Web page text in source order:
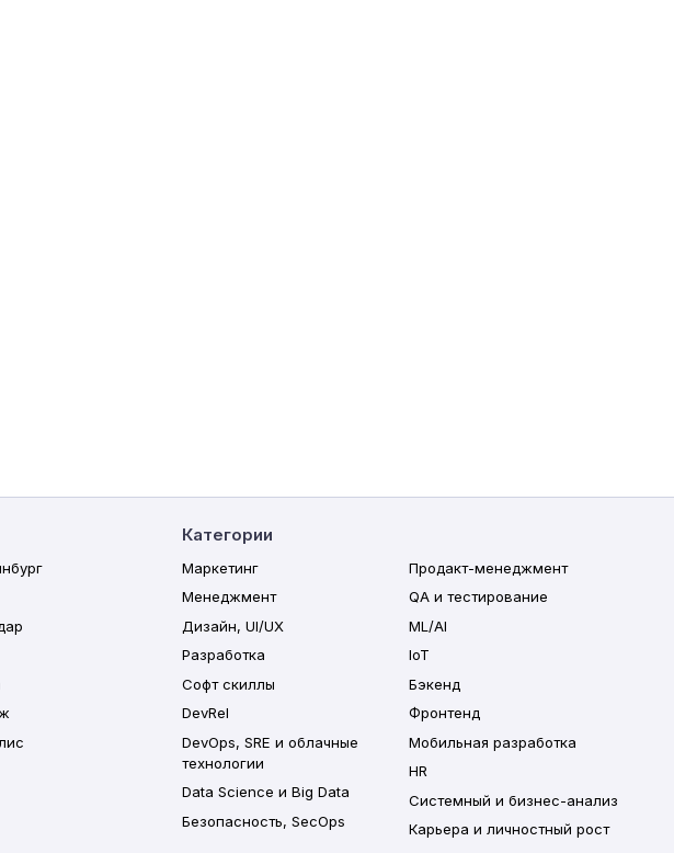
Категории
Маркетинг
Менеджмент
Дизайн, UI/UX
Разработка
Софт скиллы
DevRel
DevOps, SRE и облачные
технологии
Data Science и Big Data
Безопасность, SecOps
Продакт-менеджмент
QA и тестирование
ML/AI
IoT
Бэкенд
Фронтенд
Мобильная разработка
HR
Системный и бизнес-анализ
Карьера и личностный рост